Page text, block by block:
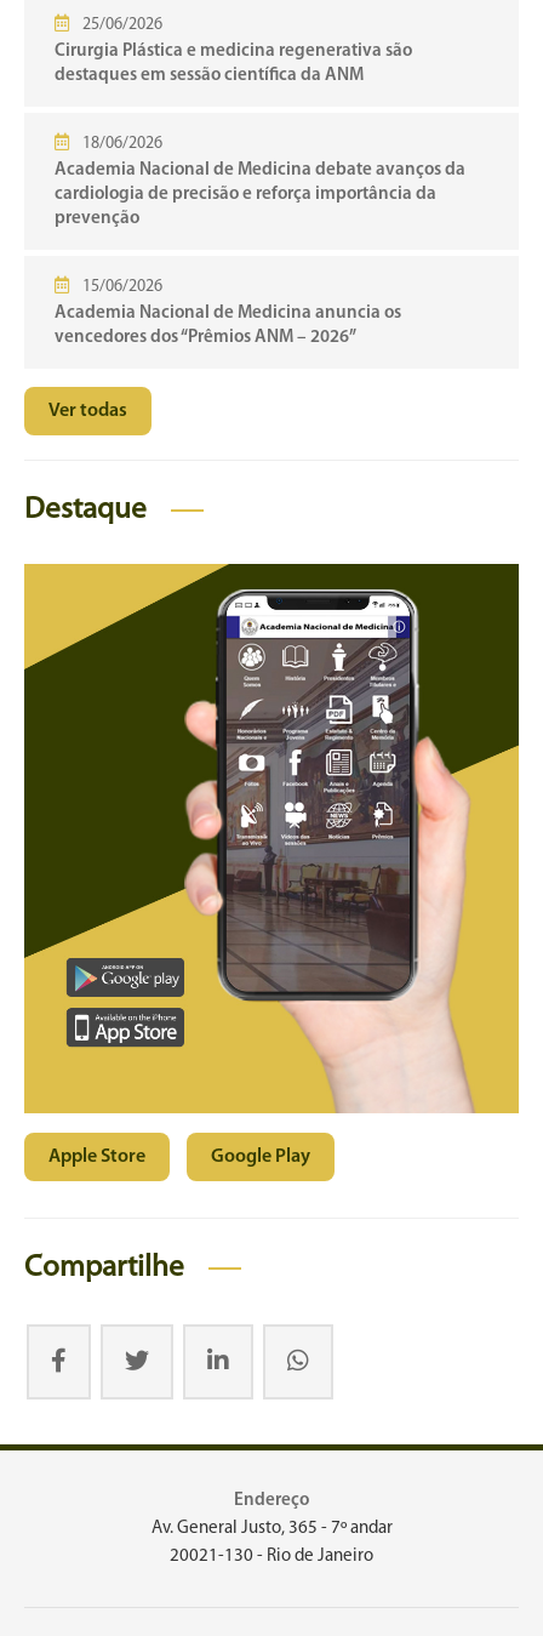
25/06/2026
Cirurgia Plástica e medicina regenerativa são
destaques em sessão científica da ANM
18/06/2026
Academia Nacional de Medicina debate avanços da
cardiologia de precisão e reforça importância da
prevenção
15/06/2026
Academia Nacional de Medicina anuncia os
vencedores dos “Prêmios ANM – 2026”
Ver todas
Destaque
Apple Store Google Play
Compartilhe
Endereço
Av. General Justo, 365 - 7º andar
20021-130 - Rio de Janeiro